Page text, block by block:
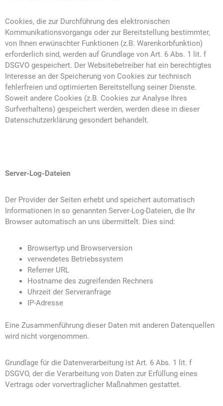
Cookies, die zur Durchführung des elektronischen
Kommunikationsvorgangs oder zur Bereitstellung bestimmter,
von Ihnen erwünschter Funktionen (z.B. Warenkorbfunktion)
erforderlich sind, werden auf Grundlage von Art. 6 Abs. 1 lit. f
DSGVO gespeichert. Der Websitebetreiber hat ein berechtigtes
Interesse an der Speicherung von Cookies zur technisch
fehlerfreien und optimierten Bereitstellung seiner Dienste.
Soweit andere Cookies (z.B. Cookies zur Analyse Ihres
Surfverhaltens) gespeichert werden, werden diese in dieser
Datenschutzerklärung gesondert behandelt.
Server-Log-Dateien
Der Provider der Seiten erhebt und speichert automatisch
Informationen in so genannten Server-Log-Dateien, die Ihr
Browser automatisch an uns übermittelt. Dies sind:
Browsertyp und Browserversion
verwendetes Betriebssystem
Referrer URL
Hostname des zugreifenden Rechners
Uhrzeit der Serveranfrage
IP-Adresse
Eine Zusammenführung dieser Daten mit anderen Datenquellen
wird nicht vorgenommen.
Grundlage für die Datenverarbeitung ist Art. 6 Abs. 1 lit. f
DSGVO, der die Verarbeitung von Daten zur Erfüllung eines
Vertrags oder vorvertraglicher Maßnahmen gestattet.